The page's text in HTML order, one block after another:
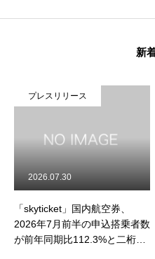
新
プレスリリース
「skyticket」国内航空券、
2026年7月前半の申込搭乗者数
が前年同期比112.3%と二桁成
2026.07.30